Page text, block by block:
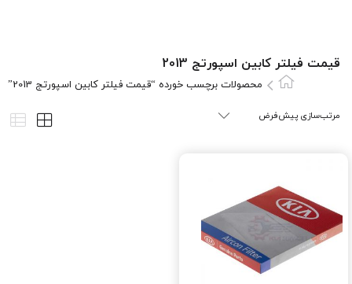
قیمت فیلتر کابین اسپورتج 2013
محصولات برچسب خورده “قیمت فیلتر کابین اسپورتج 2013”